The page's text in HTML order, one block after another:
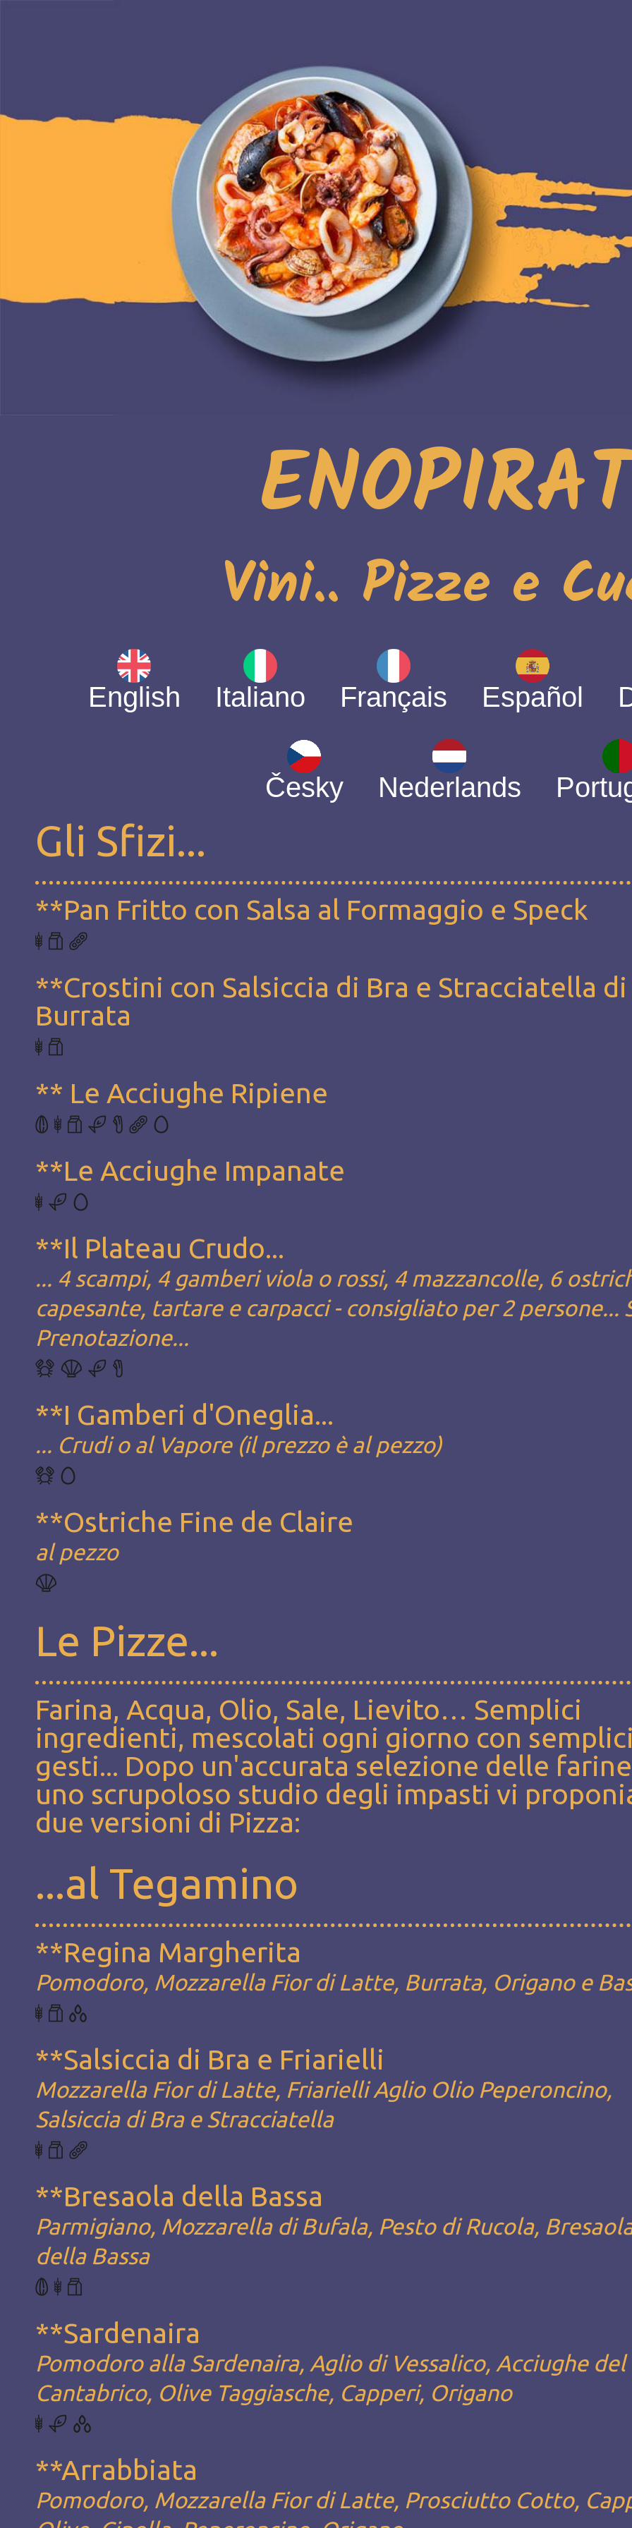
Vini.. Pizze e
English Italiano Français Español
Česky Nederlands
Gli Sfizi...
**Pan Fritto con Salsa al Formaggio e Speck
**Crostini con Salsiccia di Bra e Stracciatella di
Burrata
** Le Acciughe Ripiene
**Le Acciughe Impanate
**Il Plateau Crudo...
... 4 scampi, 4 gamberi viola o rossi, 4 mazzancolle, 6
capesante, tartare e carpacci - consigliato per 2 persone...
Prenotazione...
**I Gamberi d'Oneglia...
... Crudi o al Vapore (il prezzo è al pezzo)
**Ostriche Fine de Claire
al pezzo
Le Pizze...
Farina, Acqua, Olio, Sale, Lievito… Semplici
ingredienti, mescolati ogni giorno con semplici
gesti... Dopo un'accurata selezione delle
uno scrupoloso studio degli impasti vi
due versioni di Pizza:
...al Tegamino
**Regina Margherita
Pomodoro, Mozzarella Fior di Latte, Burrata, Origano e
**Salsiccia di Bra e Friarielli
Mozzarella Fior di Latte, Friarielli Aglio Olio Peperoncino,
Salsiccia di Bra e Stracciatella
**Bresaola della Bassa
Parmigiano, Mozzarella di Bufala, Pesto di Rucola,
della Bassa
**Sardenaira
Pomodoro alla Sardenaira, Aglio di Vessalico, Acciughe del
Cantabrico, Olive Taggiasche, Capperi, Origano
**Arrabbiata
Pomodoro, Mozzarella Fior di Latte, Prosciutto Cotto,